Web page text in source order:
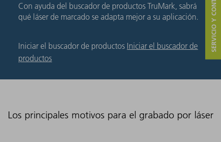
Con ayuda del buscador de productos TruMark, sabrá
qué láser de marcado se adapta mejor a su aplicación.
Iniciar el buscador de productos Iniciar el buscador de
productos
Los principales motivos para el grabado por láser
SERVICIO Y CONTACTO